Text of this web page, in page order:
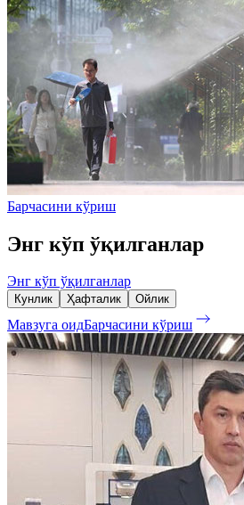
Барчасини кўриш
Энг кўп ўқилганлар
Энг кўп ўқилганлар
Кунлик Ҳафталик Ойлик
Мавзуга оидБарчасини кўриш